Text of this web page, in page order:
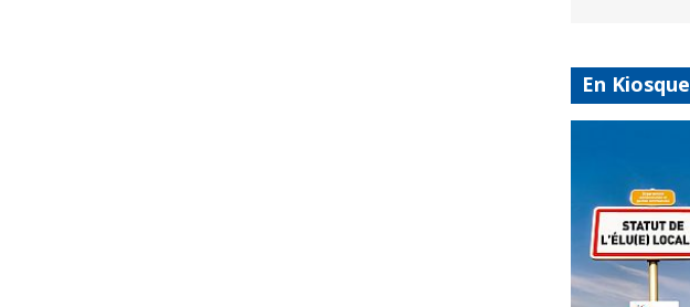
En Kiosque